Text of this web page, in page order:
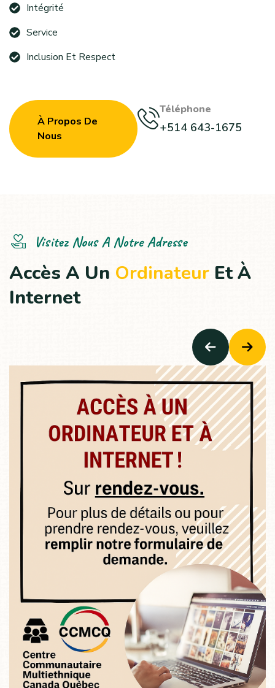
Intégrité
Service
Inclusion Et Respect
À Propos De
Nous
Téléphone
+514 643-1675
Visitez Nous A Notre Adresse
Accès A Un Ordinateur EtÀ
Internet